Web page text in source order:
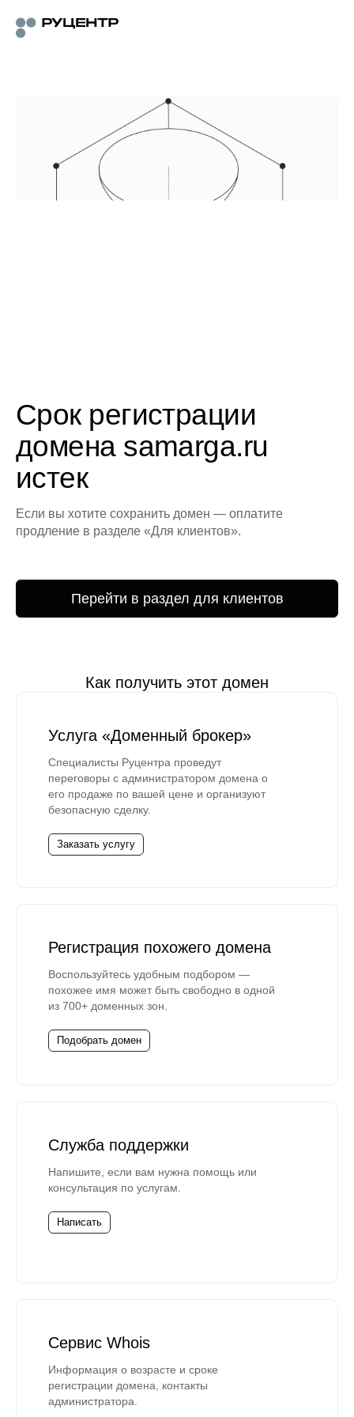
Срок регистрации
домена samarga.ru
истек
Если вы хотите сохранить домен — оплатите
продление в разделе «Для клиентов».
Перейти в раздел для клиентов
Как получить этот домен
Услуга «Доменный брокер»
Специалисты Руцентра проведут
переговоры с администратором домена о
его продаже по вашей цене и организуют
безопасную сделку.
Заказать услугу
Регистрация похожего домена
Воспользуйтесь удобным подбором —
похожее имя может быть свободно в одной
из 700+ доменных зон.
Подобрать домен
Служба поддержки
Напишите, если вам нужна помощь или
консультация по услугам.
Написать
Сервис Whois
Информация о возрасте и сроке
регистрации домена, контакты
администратора.